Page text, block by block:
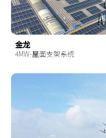
金龙
4MW-屋面支架系统